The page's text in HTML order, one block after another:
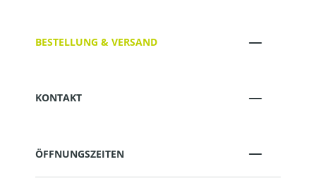
BESTELLUNG & VERSAND
KONTAKT
ÖFFNUNGSZEITEN